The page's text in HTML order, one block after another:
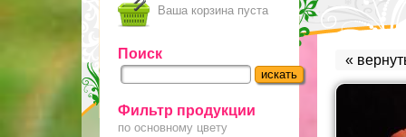
Ваша корзина пуста
Поиск
Фильтр продукции
по основному цвету
«